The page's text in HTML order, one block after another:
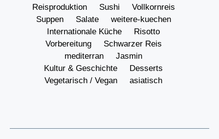
Reisproduktion
Sushi
Vollkornreis
Suppen
Salate
weitere-kuechen
Internationale Küche
Risotto
Vorbereitung
Schwarzer Reis
mediterran
Jasmin
Kultur & Geschichte
Desserts
Vegetarisch / Vegan
asiatisch